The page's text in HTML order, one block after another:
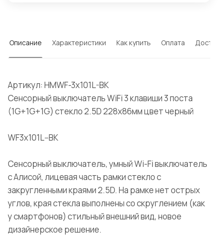
Описание Характеристики Как купить Оплата
Артикул: HMWF-3x101L-BK
Сенсорный выключатель WiFi 3 клавиши 3 поста
(1G+1G+1G) стекло 2.5D 228х86мм цвет черный
WF3x101L--BK
Сенсорный выключатель, умный Wi-Fi выключатель
с Алисой, лицевая часть рамки стекло с
закругленными краями 2.5D. На рамке нет острых
углов, края стекла выполнены со скруглением (как
у смартфонов) стильный внешний вид, новое
дизайнерское решение.